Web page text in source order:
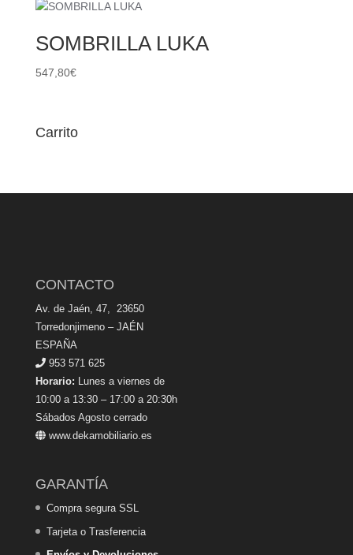
SOMBRILLA LUKA
547,80€
Carrito
CONTACTO
Av. de Jaén, 47, 23650
Torredonjimeno – JAÉN
ESPAÑA
953 571 625
Horario: Lunes a viernes de
10:00 a 13:30 – 17:00 a 20:30h
Sábados Agosto cerrado
www.dekamobiliario.es
GARANTÍA
Compra segura SSL
Tarjeta o Trasferencia